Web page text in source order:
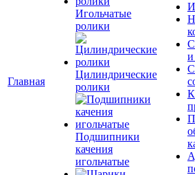
Главная
Игольчатые
ролики
Цилиндрические
ролики
Подшипники
качения
игольчатые